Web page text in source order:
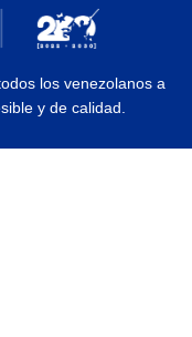
los venezolanos a
y de calidad.